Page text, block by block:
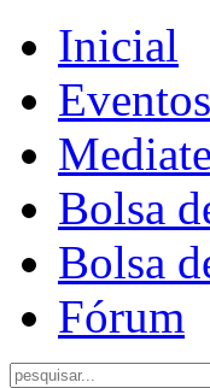
Inicial
Eventos
Bolsa
Bolsa
Fórum